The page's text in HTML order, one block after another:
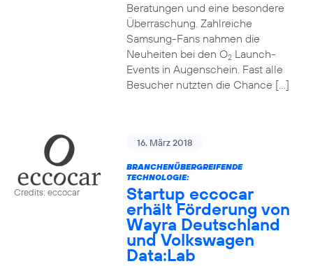
Beratungen und eine besondere
Überraschung. Zahlreiche
Samsung-Fans nahmen die
Neuheiten bei den O2Launch-
Events in Augenschein. Fast alle
Besucher nutzten die Chance […]
Credits: eccocar
16. März 2018
BRANCHENÜBERGREIFENDE
TECHNOLOGIE:
Startup eccocar
erhält Förderung von
Wayra Deutschland
und Volkswagen
Data:Lab